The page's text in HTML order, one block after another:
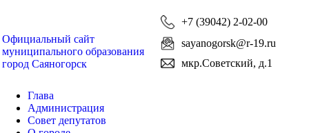
Официальный сайт
муниципального образования
город Саяногорск
+7 (39042) 2-02-00
sayanogorsk@r-19.ru
мкр.Советский, д.1
Глава
Администрация
Совет депутатов